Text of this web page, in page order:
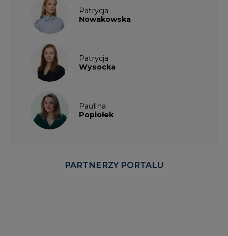
Patrycja
Nowakowska
Patrycja
Wysocka
Paulina
Popiołek
PARTNERZY PORTALU